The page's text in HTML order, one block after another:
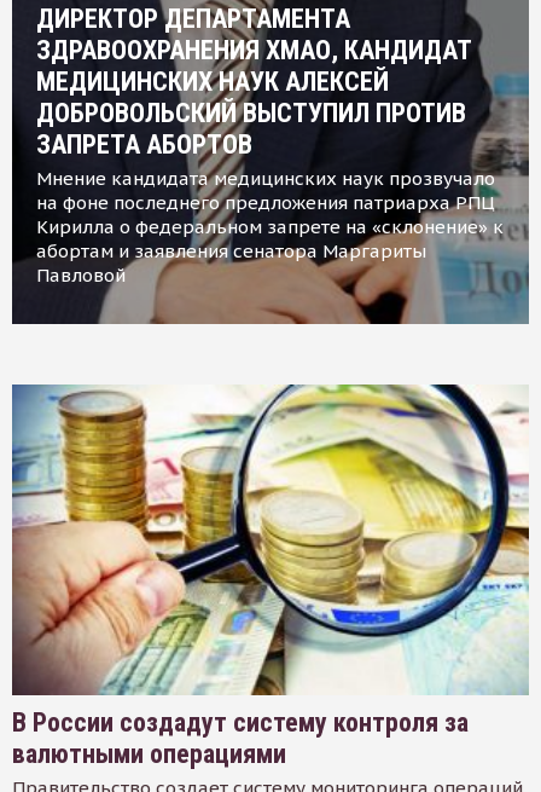
ДИРЕКТОР ДЕПАРТАМЕНТА
ЗДРАВООХРАНЕНИЯ ХМАО, КАНДИДАТ
МЕДИЦИНСКИХ НАУК АЛЕКСЕЙ
ДОБРОВОЛЬСКИЙ ВЫСТУПИЛ ПРОТИВ
ЗАПРЕТА АБОРТОВ
Мнение кандидата медицинских наук прозвучало
на фоне последнего предложения патриарха РПЦ
Кирилла о федеральном запрете на «склонение» к
абортам и заявления сенатора Маргариты
Павловой
В России создадут систему контроля за
валютными операциями